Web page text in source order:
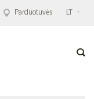
LT
Parduotuvės